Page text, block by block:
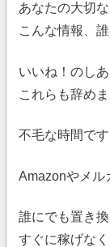
あなたの大切
こんな情報、
いいね！のし
これらも辞めま
不毛な時間です
Amazonやメル
誰にでも置き
すぐに稼げな